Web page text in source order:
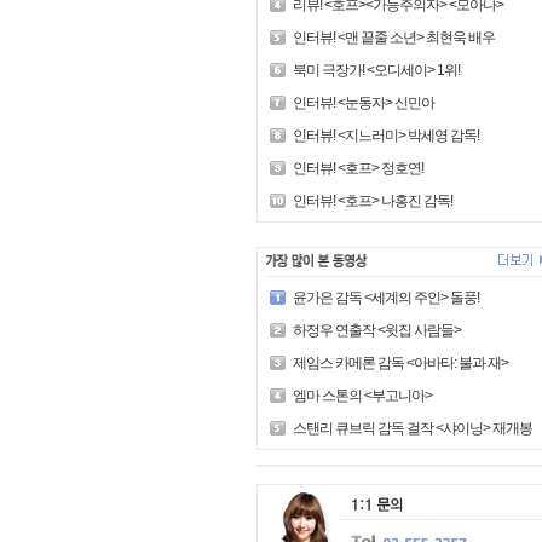
리뷰! <호프><가능주의자> <모아나>
인터뷰! <맨 끝줄 소년> 최현욱 배우
북미 극장가! <오디세이> 1위!
인터뷰! <눈동자> 신민아
인터뷰! <지느러미> 박세영 감독!
인터뷰! <호프> 정호연!
인터뷰! <호프> 나홍진 감독!
윤가은 감독 <세계의 주인> 돌풍!
하정우 연출작 <윗집 사람들>
제임스 카메론 감독 <아바타: 불과 재>
엠마 스톤의 <부고니아>
스탠리 큐브릭 감독 걸작 <샤이닝> 재개봉!